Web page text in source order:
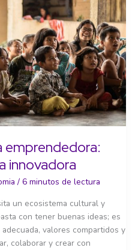
emprendedora:
innovadora
/ 6 minutos de lectura
un ecosistema cultural y
con tener buenas ideas; es
valores compartidos y
colaborar y crear con